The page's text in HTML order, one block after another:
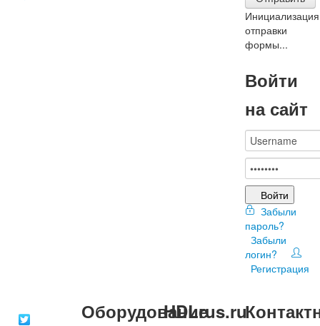
Инициализация
отправки
формы...
Войти
на сайт
Войти
Забыли
пароль?
Забыли
логин?
Регистрация
Оборудование
HDLrus.ru